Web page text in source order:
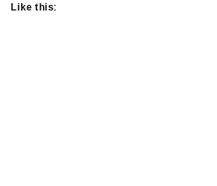
Like this: